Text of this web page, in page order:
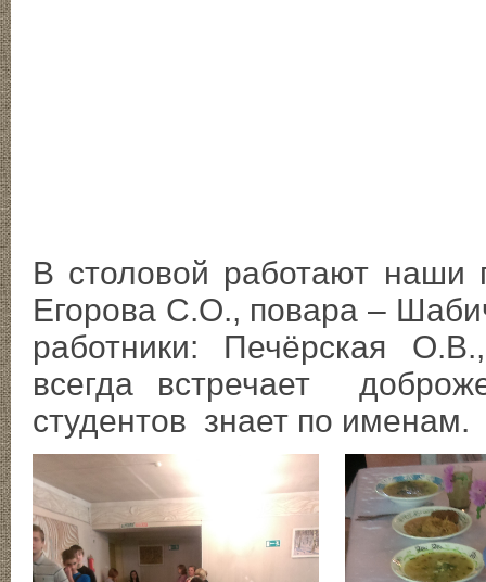
В столовой работают
Егорова С.О., повара –
работники: Печёрская
всегда встречает
студентов знает по именам.